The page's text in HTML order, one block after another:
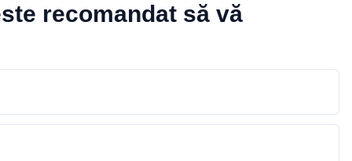
recomandat să vă